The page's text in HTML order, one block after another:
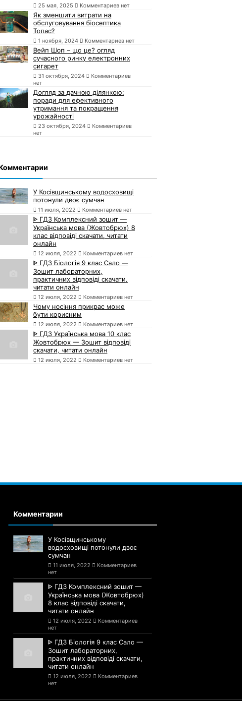
25 мая, 2025 Комментариев нет
Як зменшити витрати на
обслуговування біосептика
Топас?
1 ноября, 2024 Комментариев нет
Вейп Шоп – що це? огляд
сучасного ринку електронних
сигарет
31 октября, 2024
Комментариев
нет
Догляд за дачною ділянкою:
поради для ефективного
утримання та покращення
урожайності
23 октября, 2024
Комментариев
нет
У Косівщинському водосховищі
потонули двоє сумчан
11 июля, 2022 Комментариев нет
ᐈ ГДЗ Комплексний зошит —
Українська мова (Жовтобрюх) 8
клас відповіді скачати, читати
онлайн
12 июля, 2022 Комментариев нет
ᐈ ГДЗ Біологія 9 клас Сало —
Зошит лабораторних,
практичних відповіді скачати,
читати онлайн
12 июля, 2022 Комментариев нет
Чому носіння прикрас може
бути корисним
12 июля, 2022 Комментариев нет
ᐈ ГДЗ Українська мова 10 клас
Жовтобрюх — Зошит відповіді
скачати, читати онлайн
12 июля, 2022 Комментариев нет
Комментарии
У Косівщинському
водосховищі потонули двоє
сумчан
11 июля, 2022
Комментариев
нет
ᐈ ГДЗ Комплексний зошит —
Українська мова (Жовтобрюх)
8 клас відповіді скачати,
читати онлайн
12 июля, 2022
Комментариев
нет
ᐈ ГДЗ Біологія 9 клас Сало —
Зошит лабораторних,
практичних відповіді скачати,
читати онлайн
12 июля, 2022
Комментариев
нет